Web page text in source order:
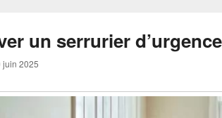
un serrurier
juin 2025